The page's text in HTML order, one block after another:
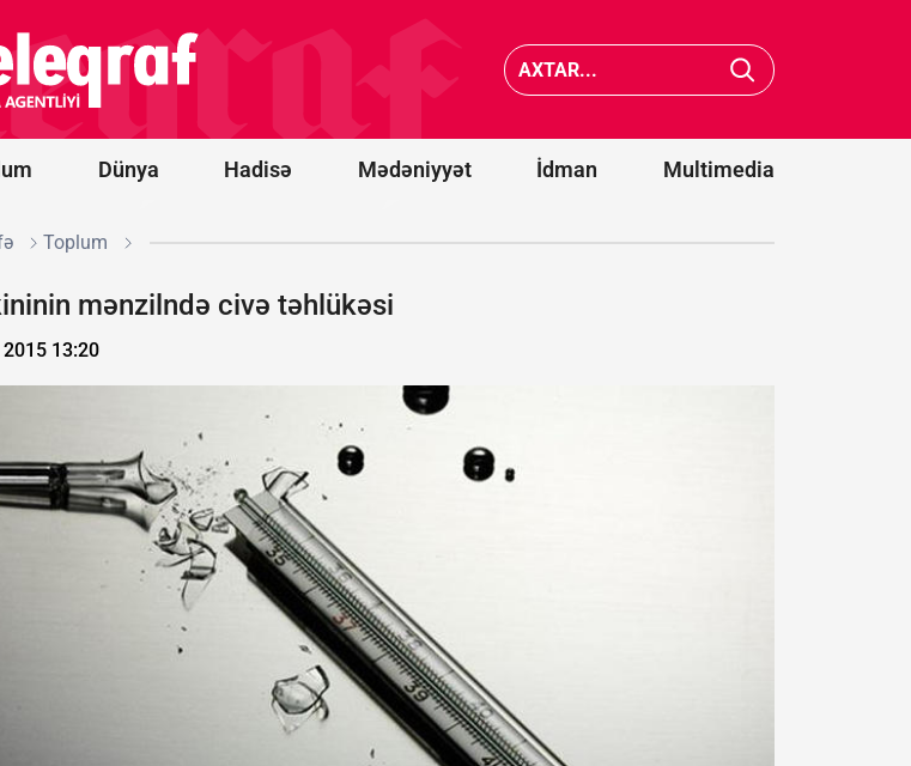
Dünya Hadisə Mədəniyyət İdman Multimedia
nin Yəmənə
aviazərbələri
nəticəsində
yüzlərlə dinc
olub
Toplum
mənzilndə civə təhlükəsi
13:20